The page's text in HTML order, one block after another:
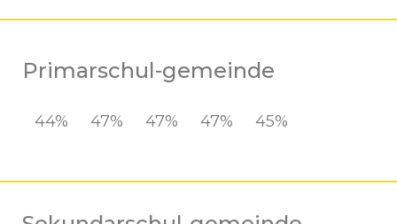
Primarschul-gemeinde
44% 47% 47% 47% 45%